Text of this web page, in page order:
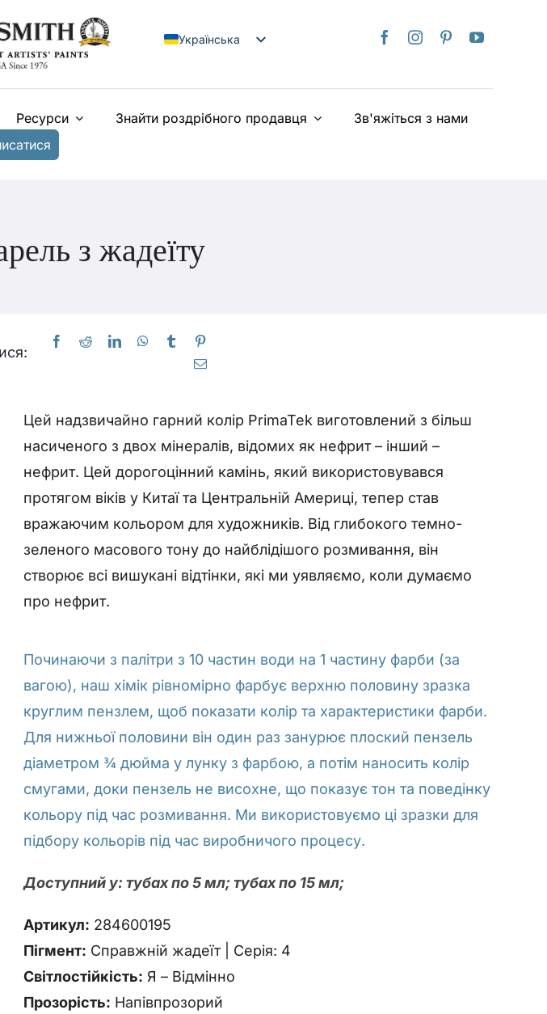
Українська
日本語
Français
Tiếng Việt
Ресурси Знайти роздрібного продавця
Зв'яжіться з нами
з жадеїту
Цей надзвичайно гарний колір PrimaTek виготовлений з більш
насиченого з двох мінералів, відомих як нефрит – інший –
нефрит. Цей дорогоцінний камінь, який використовувався
протягом віків у Китаї та Центральній Америці, тепер став
вражаючим кольором для художників. Від глибокого темно-
зеленого масового тону до найблідішого розмивання, він
створює всі вишукані відтінки, які ми уявляємо, коли думаємо
про нефрит.
Починаючи з палітри з 10 частин води на 1 частину фарби (за
вагою), наш хімік рівномірно фарбує верхню половину зразка
круглим пензлем, щоб показати колір та характеристики фарби.
Для нижньої половини він один раз занурює плоский пензель
діаметром ¾ дюйма у лунку з фарбою, а потім наносить колір
смугами, доки пензель не висохне, що показує тон та поведінку
кольору під час розмивання. Ми використовуємо ці зразки для
підбору кольорів під час виробничого процесу.
Доступний у: тубах по 5 мл; тубах по 15 мл;
Артикул: 284600195
Пігмент: Справжній жадеїт | Серія: 4
Світлостійкість: Я – Відмінно
Прозорість: Напівпрозорий